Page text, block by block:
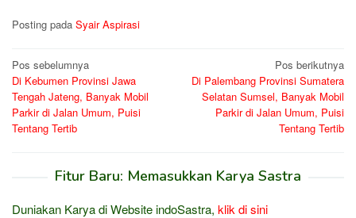
Posting pada Syair Aspirasi
Navigasi
pos
Pos sebelumnya
Di Kebumen Provinsi Jawa
Tengah Jateng, Banyak Mobil
Parkir di Jalan Umum, Puisi
Tentang Tertib
Pos berikutnya
Di Palembang Provinsi Sumatera
Selatan Sumsel, Banyak Mobil
Parkir di Jalan Umum, Puisi
Tentang Tertib
Fitur Baru: Memasukkan Karya Sastra
Duniakan Karya di Website indoSastra, klik di sini